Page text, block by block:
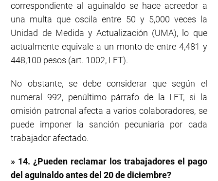
correspondiente al aguinaldo se hace acreedor a
una multa que oscila entre 50 y 5,000 veces la
Unidad de Medida y Actualización (UMA), lo que
actualmente equivale a un monto de entre 4,481 y
448,100 pesos (art. 1002, LFT).
No obstante, se debe considerar que según el
numeral 992, penúltimo párrafo de la LFT, si la
omisión patronal afecta a varios colaboradores, se
puede imponer la sanción pecuniaria por cada
trabajador afectado.
» 14. ¿Pueden reclamar los trabajadores el pago
del aguinaldo antes del 20 de diciembre?